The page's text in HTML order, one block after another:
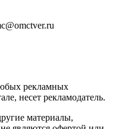
рекламных
несет рекламодатель.
материалы,